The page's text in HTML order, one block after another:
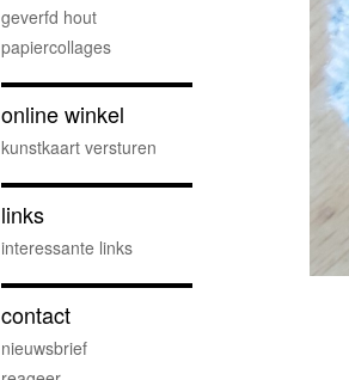
geverfd hout
papiercollages
online winkel
kunstkaart versturen
links
interessante links
contact
nieuwsbrief